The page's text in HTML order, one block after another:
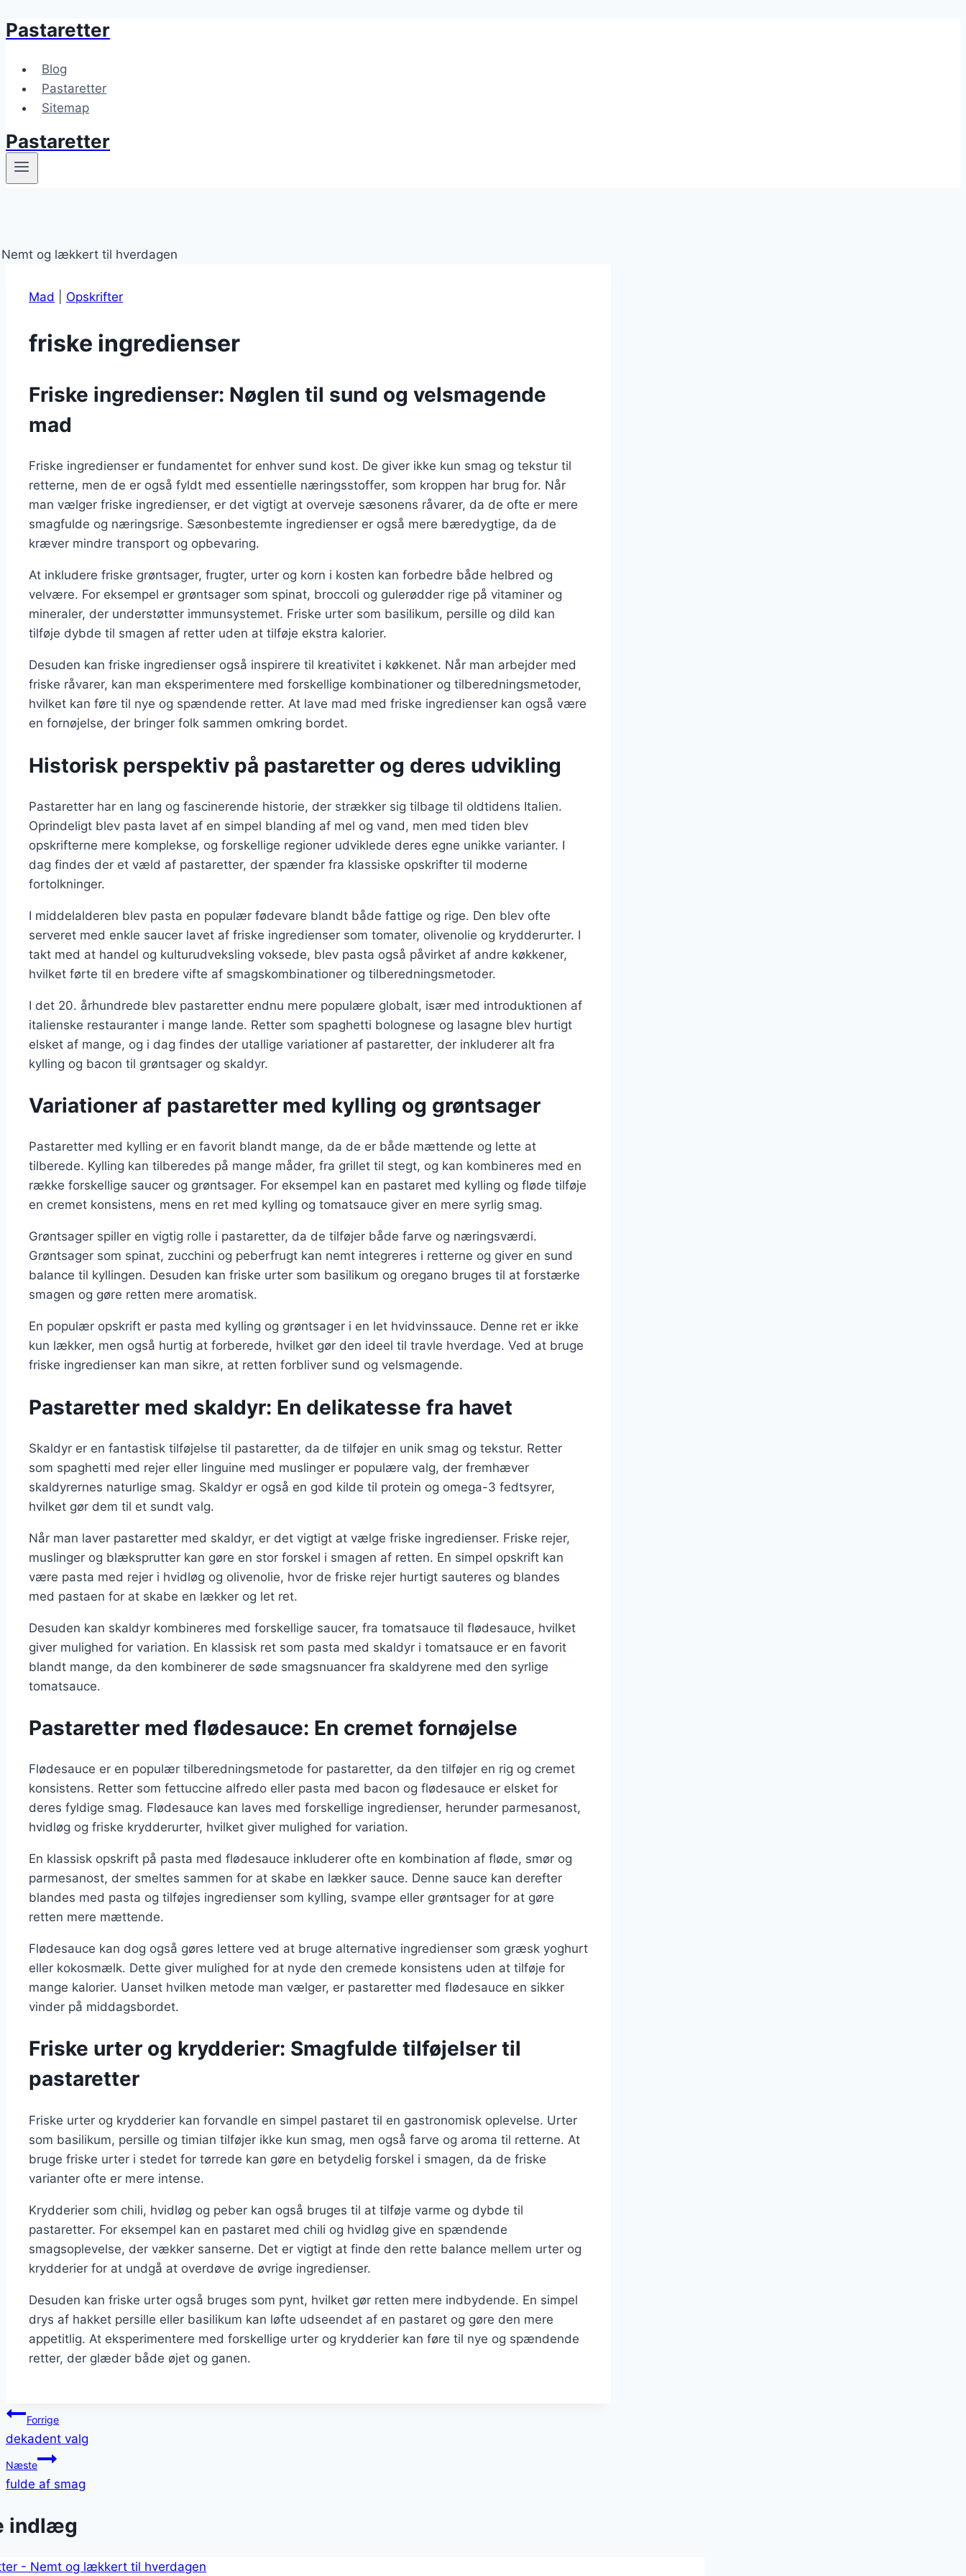
Fortsæt
indhold
Pastaretter
Blog
Pastaretter
Sitemap
Pastaretter
Mad Opskrifter
friske ingredienser
Friske ingredienser: Nøglen til sund og velsmagende
mad
Friske ingredienser er fundamentet for enhver sund kost. De giver ikke kun smag og tekstur til
retterne, men de er også fyldt med essentielle næringsstoffer, som kroppen har brug for. Når
man vælger friske ingredienser, er det vigtigt at overveje sæsonens råvarer, da de ofte er mere
smagfulde og næringsrige. Sæsonbestemte ingredienser er også mere bæredygtige, da de
kræver mindre transport og opbevaring.
At inkludere friske grøntsager, frugter, urter og korn i kosten kan forbedre både helbred og
velvære. For eksempel er grøntsager som spinat, broccoli og gulerødder rige på vitaminer og
mineraler, der understøtter immunsystemet. Friske urter som basilikum, persille og dild kan
tilføje dybde til smagen af retter uden at tilføje ekstra kalorier.
Desuden kan friske ingredienser også inspirere til kreativitet i køkkenet. Når man arbejder med
friske råvarer, kan man eksperimentere med forskellige kombinationer og tilberedningsmetoder,
hvilket kan føre til nye og spændende retter. At lave mad med friske ingredienser kan også være
en fornøjelse, der bringer folk sammen omkring bordet.
Historisk perspektiv på pastaretter og deres udvikling
Pastaretter har en lang og fascinerende historie, der strækker sig tilbage til oldtidens Italien.
Oprindeligt blev pasta lavet af en simpel blanding af mel og vand, men med tiden blev
opskrifterne mere komplekse, og forskellige regioner udviklede deres egne unikke varianter. I
dag findes der et væld af pastaretter, der spænder fra klassiske opskrifter til moderne
fortolkninger.
I middelalderen blev pasta en populær fødevare blandt både fattige og rige. Den blev ofte
serveret med enkle saucer lavet af friske ingredienser som tomater, olivenolie og krydderurter. I
takt med at handel og kulturudveksling voksede, blev pasta også påvirket af andre køkkener,
hvilket førte til en bredere vifte af smagskombinationer og tilberedningsmetoder.
I det 20. århundrede blev pastaretter endnu mere populære globalt, især med introduktionen af
italienske restauranter i mange lande. Retter som spaghetti bolognese og lasagne blev hurtigt
elsket af mange, og i dag findes der utallige variationer af pastaretter, der inkluderer alt fra
kylling og bacon til grøntsager og skaldyr.
Variationer af pastaretter med kylling og grøntsager
Pastaretter med kylling er en favorit blandt mange, da de er både mættende og lette at
tilberede. Kylling kan tilberedes på mange måder, fra grillet til stegt, og kan kombineres med en
række forskellige saucer og grøntsager. For eksempel kan en pastaret med kylling og fløde tilføje
en cremet konsistens, mens en ret med kylling og tomatsauce giver en mere syrlig smag.
Grøntsager spiller en vigtig rolle i pastaretter, da de tilføjer både farve og næringsværdi.
Grøntsager som spinat, zucchini og peberfrugt kan nemt integreres i retterne og giver en sund
balance til kyllingen. Desuden kan friske urter som basilikum og oregano bruges til at forstærke
smagen og gøre retten mere aromatisk.
En populær opskrift er pasta med kylling og grøntsager i en let hvidvinssauce. Denne ret er ikke
kun lækker, men også hurtig at forberede, hvilket gør den ideel til travle hverdage. Ved at bruge
friske ingredienser kan man sikre, at retten forbliver sund og velsmagende.
Pastaretter med skaldyr: En delikatesse fra havet
Skaldyr er en fantastisk tilføjelse til pastaretter, da de tilføjer en unik smag og tekstur. Retter
som spaghetti med rejer eller linguine med muslinger er populære valg, der fremhæver
skaldyrernes naturlige smag. Skaldyr er også en god kilde til protein og omega-3 fedtsyrer,
hvilket gør dem til et sundt valg.
Når man laver pastaretter med skaldyr, er det vigtigt at vælge friske ingredienser. Friske rejer,
muslinger og blæksprutter kan gøre en stor forskel i smagen af retten. En simpel opskrift kan
være pasta med rejer i hvidløg og olivenolie, hvor de friske rejer hurtigt sauteres og blandes
med pastaen for at skabe en lækker og let ret.
Desuden kan skaldyr kombineres med forskellige saucer, fra tomatsauce til flødesauce, hvilket
giver mulighed for variation. En klassisk ret som pasta med skaldyr i tomatsauce er en favorit
blandt mange, da den kombinerer de søde smagsnuancer fra skaldyrene med den syrlige
tomatsauce.
Pastaretter med flødesauce: En cremet fornøjelse
Flødesauce er en populær tilberedningsmetode for pastaretter, da den tilføjer en rig og cremet
konsistens. Retter som fettuccine alfredo eller pasta med bacon og flødesauce er elsket for
deres fyldige smag. Flødesauce kan laves med forskellige ingredienser, herunder parmesanost,
hvidløg og friske krydderurter, hvilket giver mulighed for variation.
En klassisk opskrift på pasta med flødesauce inkluderer ofte en kombination af fløde, smør og
parmesanost, der smeltes sammen for at skabe en lækker sauce. Denne sauce kan derefter
blandes med pasta og tilføjes ingredienser som kylling, svampe eller grøntsager for at gøre
retten mere mættende.
Flødesauce kan dog også gøres lettere ved at bruge alternative ingredienser som græsk yoghurt
eller kokosmælk. Dette giver mulighed for at nyde den cremede konsistens uden at tilføje for
mange kalorier. Uanset hvilken metode man vælger, er pastaretter med flødesauce en sikker
vinder på middagsbordet.
Friske urter og krydderier: Smagfulde tilføjelser til
pastaretter
Friske urter og krydderier kan forvandle en simpel pastaret til en gastronomisk oplevelse. Urter
som basilikum, persille og timian tilføjer ikke kun smag, men også farve og aroma til retterne. At
bruge friske urter i stedet for tørrede kan gøre en betydelig forskel i smagen, da de friske
varianter ofte er mere intense.
Krydderier som chili, hvidløg og peber kan også bruges til at tilføje varme og dybde til
pastaretter. For eksempel kan en pastaret med chili og hvidløg give en spændende
smagsoplevelse, der vækker sanserne. Det er vigtigt at finde den rette balance mellem urter og
krydderier for at undgå at overdøve de øvrige ingredienser.
Desuden kan friske urter også bruges som pynt, hvilket gør retten mere indbydende. En simpel
drys af hakket persille eller basilikum kan løfte udseendet af en pastaret og gøre den mere
appetitlig. At eksperimentere med forskellige urter og krydderier kan føre til nye og spændende
retter, der glæder både øjet og ganen.
Indlægsnavigation
Forrige
dekadent valg
Næste
fulde af smag
indlæg